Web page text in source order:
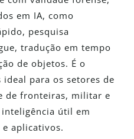
em IA, como
pesquisa
tradução em tempo
de objetos. É o
para os setores de
de fronteiras, militar e
útil em
aplicativos.